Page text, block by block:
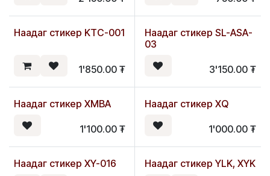
Наадаг стикер KTC-001
1'850.00₮
Наадаг стикер SL-ASA-
03
3'150.00₮
Наадаг стикер XMBA
1'100.00₮
Наадаг стикер XQ
1'000.00₮
Наадаг стикер XY-016 Наадаг стикер YLK, XYK